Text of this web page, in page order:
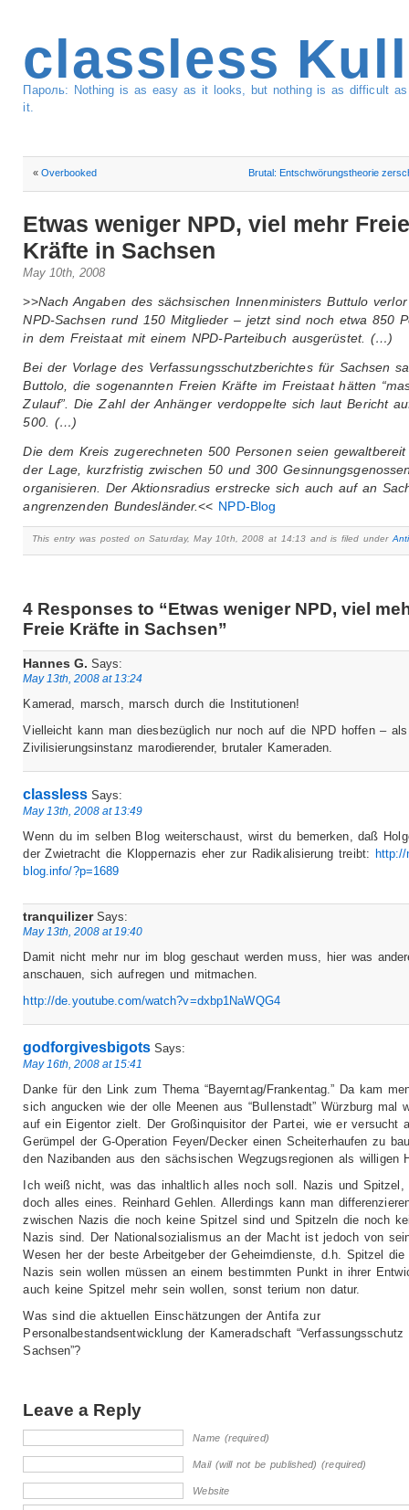
classless
Пароль: Nothing is as easy as it looks, but nothing is as difficult
it.
«Overbooked Brutal: Entschwörungstheorie
Etwas weniger NPD, viel mehr
Kräfte in Sachsen
May 10th, 2008
>>Nach Angaben des sächsischen Innenministers Buttulo
NPD-Sachsen rund 150 Mitglieder – jetzt sind noch etwa 850
in dem Freistaat mit einem NPD-Parteibuch ausgerüstet. (…)
Bei der Vorlage des Verfassungsschutzberichtes für Sachsen
Buttolo, die sogenannten Freien Kräfte im Freistaat hätten
Zulauf”. Die Zahl der Anhänger verdoppelte sich laut Bericht
500. (…)
Die dem Kreis zugerechneten 500 Personen seien
der Lage, kurzfristig zwischen 50 und 300
organisieren. Der Aktionsradius erstrecke sich auch auf an
angrenzenden Bundesländer.<< NPD-Blog
This entry was posted on Saturday, May 10th, 2008 at 14:13 and is filed under
4 Responses to “Etwas weniger NPD, viel
Freie Kräfte in Sachsen”
Hannes G. Says:
May 13th, 2008 at 13:24
Kamerad, marsch, marsch durch die Institutionen!
Vielleicht kann man diesbezüglich nur noch auf die NPD hoffen – als
Zivilisierungsinstanz marodierender, brutaler Kameraden.
classless Says:
May 13th, 2008 at 13:49
Wenn du im selben Blog weiterschaust, wirst du bemerken, daß
der Zwietracht die Kloppernazis eher zur Radikalisierung treibt: http://
blog.info/?p=1689
tranquilizerSays:
May 13th, 2008 at 19:40
Damit nicht mehr nur im blog geschaut werden muss, hier was
anschauen, sich aufregen und mitmachen.
http://de.youtube.com/watch?v=dxbp1NaWQG4
godforgivesbigots Says:
May 16th, 2008 at 15:41
Danke für den Link zum Thema “Bayerntag/Frankentag.” Da kam
sich angucken wie der olle Meenen aus “Bullenstadt” Würzburg mal
auf ein Eigentor zielt. Der Großinquisitor der Partei, wie er versucht
Gerümpel der G-Operation Feyen/Decker einen Scheiterhaufen zu
den Nazibanden aus den sächsischen Wegzugsregionen als willigen
Ich weiß nicht, was das inhaltlich alles noch soll. Nazis und
doch alles eines. Reinhard Gehlen. Allerdings kann man
zwischen Nazis die noch keine Spitzel sind und Spitzeln die noch
Nazis sind. Der Nationalsozialismus an der Macht ist jedoch von
Wesen her der beste Arbeitgeber der Geheimdienste, d.h. Spitzel die
Nazis sein wollen müssen an einem bestimmten Punkt in ihrer
auch keine Spitzel mehr sein wollen, sonst terium non datur.
Was sind die aktuellen Einschätzungen der Antifa zur
Personalbestandsentwicklung der Kameradschaft “Verfassungsschutz
Sachsen”?
Leave a Reply
Name (required)
Mail (will not be published) (required)
Website